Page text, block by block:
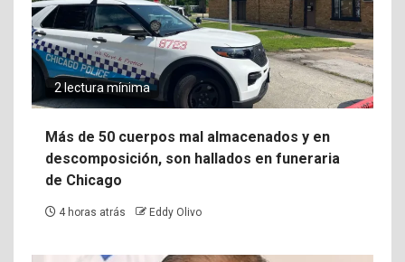
2 lectura mínima
Más de 50 cuerpos mal almacenados y en
descomposición, son hallados en funeraria
de Chicago
4 horas atrás Eddy Olivo